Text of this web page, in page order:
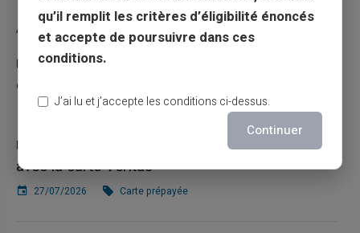
Articles récents
Une carte bancaire gratuite sans compte, ça
existe ?
03/08/2026 Carte prépayée
Utilisation responsable du paiement mobile
avec la carte Veritas
27/07/2026 Carte prépayée
qu’il remplit les critères d’éligibilité énoncés
et accepte de poursuivre dans ces
conditions.
J’ai lu et j’accepte les conditions ci-dessus.
Continuer